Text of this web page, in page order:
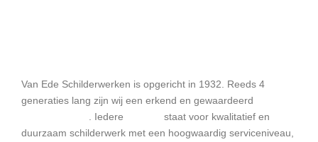
Van Ede Schilderwerken is opgericht in 1932. Reeds 4
generaties lang zijn wij een erkend en gewaardeerd
. Iedere
staat voor kwalitatief en
duurzaam schilderwerk met een hoogwaardig serviceniveau,